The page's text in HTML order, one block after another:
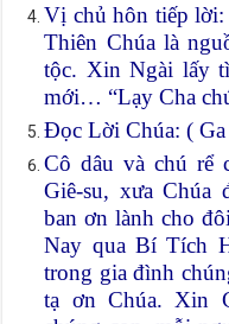
Vị chủ hôn tiếp lời:
Thiên Chúa là
tộc. Xin Ngài lấy
mới… “Lạy Cha
Đọc Lời Chúa: (
Cô dâu và chú rể
Giê-su, xưa Chúa
ban ơn lành cho
Nay qua Bí Tích
trong gia đình
tạ ơn Chúa. Xin